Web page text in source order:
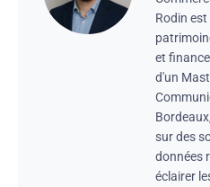
Rodin
et
d'un
sur des
données
éclairer